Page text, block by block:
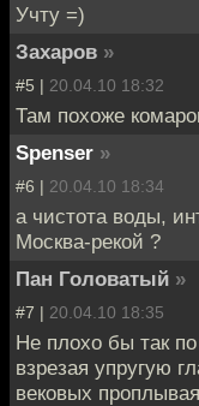
Учту =)
Захаров »
#5 | 20.04.10 18:32
Там похоже
Spenser »
#6 | 20.04.10 18:34
а чистота воды,
Москва-рекой ?
Пан Головатый »
#7 | 20.04.10 18:35
Не плохо бы так по
взрезая упругую
вековых